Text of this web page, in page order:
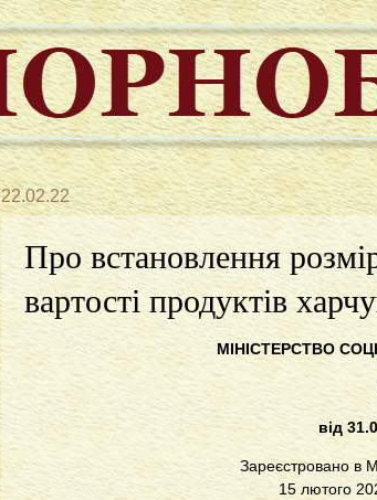
22.02.22
Про встановлення
вартості продуктів
МІНІСТЕРСТВО
від
Зареєстровано в
15 лютого